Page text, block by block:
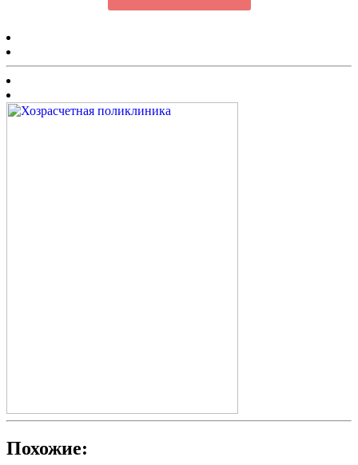
Похожие: